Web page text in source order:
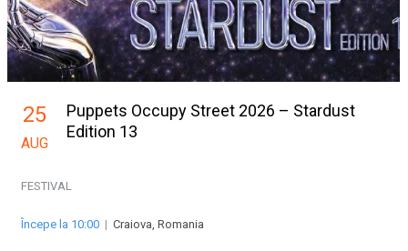
25
AUG
Puppets Occupy Street 2026 – Stardust
Edition 13
FESTIVAL
Începe la 10:00 | Craiova, Romania